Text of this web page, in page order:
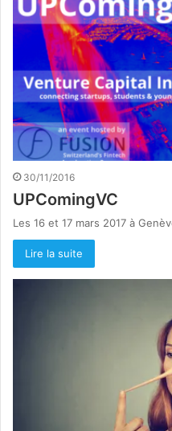
30/11/2016
UPComingVC
Les 16 et 17 mars 2017 à
Lire la suite